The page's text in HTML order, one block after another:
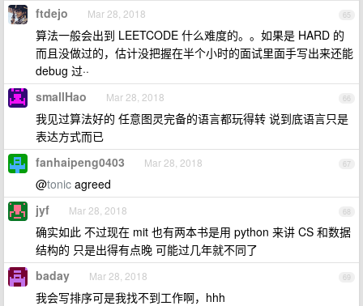
65
ftdejo Mar 28, 2018
算法一般会出到 LEETCODE 什么难度的。。如果是 HARD 的
而且没做过的，估计没把握在半个小时的面试里面手写出来还能
debug 过··
66
smallHao Mar 28, 2018
我见过算法好的 任意图灵完备的语言都玩得转 说到底语言只是
表达方式而已
67
fanhaipeng0403 Mar 28, 2018
@tonic agreed
68
jyf Mar 28, 2018
确实如此 不过现在 mit 也有两本书是用 python 来讲 CS 和数据
结构的 只是出得有点晚 可能过几年就不同了
69
baday Mar 28, 2018
我会写排序可是我找不到工作啊，hhh